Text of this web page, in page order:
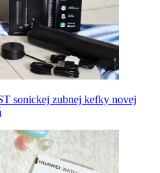
sonickej zubnej kefky novej